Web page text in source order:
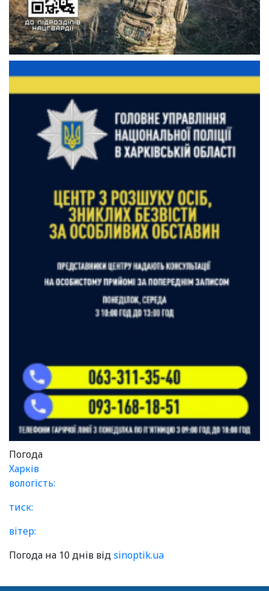
Погода
Харків
вологість:
тиск:
вітер:
Погода на 10 днів відsinoptik.ua